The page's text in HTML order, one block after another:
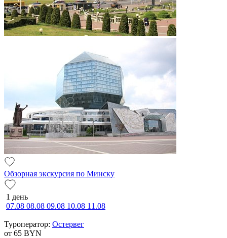
Обзорная экскурсия по Минску
1 день
07.08 08.08 09.08 10.08 11.08
Туроператор: Остервег
от 65 BYN